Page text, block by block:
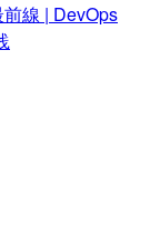
線 | DevOps